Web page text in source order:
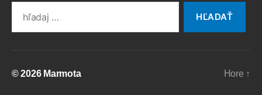
© 2026 Marmota Hore ↑